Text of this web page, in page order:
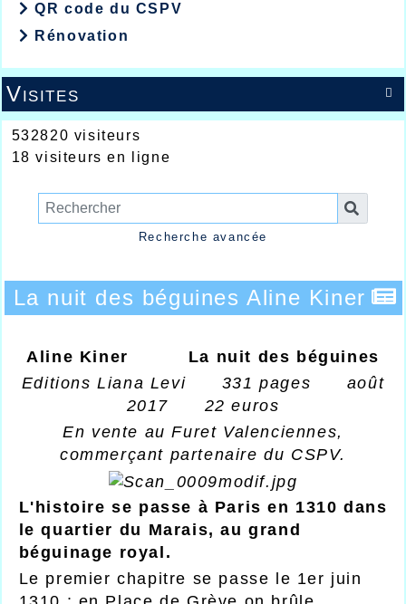
QR code du CSPV
Rénovation

Visites
532820 visiteurs
18 visiteurs en ligne
Recherche avancée
La nuit des béguines Aline Kiner
Aline Kiner La nuit des béguines
Editions Liana Levi 331 pages août
2017 22 euros
En vente au Furet Valenciennes,
commerçant partenaire du CSPV.
L'histoire se passe à Paris en 1310 dans
le quartier du Marais, au grand
béguinage royal.
Le premier chapitre se passe le 1er juin